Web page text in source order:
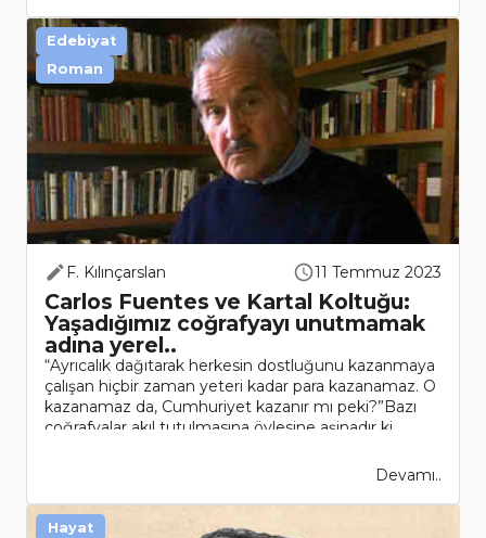
F. Kılınçarslan 11 Temmuz 2023
Carlos Fuentes ve Kartal Koltuğu:
Yaşadığımız coğrafyayı unutmamak
adına yerel..
“Ayrıcalık dağıtarak herkesin dostluğunu kazanmaya
çalışan hiçbir zaman yeteri kadar para kazanamaz. O
kazanamaz da, Cumhuriyet kazanır mı peki?”Bazı
coğrafyalar akıl tutulmasına öylesine aşinadır ki,
Devamı..
Edebiyat
Roman
Hayat